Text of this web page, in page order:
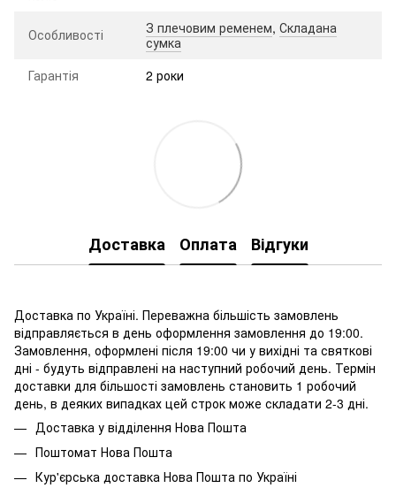
Особливості З плечовим ременем, Складана
сумка
Гарантія
2 роки
Доставка Оплата Відгуки
Доставка по Україні. Переважна більшість замовлень
відправляється в день оформлення замовлення до 19:00.
Замовлення, оформлені після 19:00 чи у вихідні та святкові
дні - будуть відправлені на наступний робочий день. Термін
доставки для більшості замовлень становить 1 робочий
день, в деяких випадках цей строк може складати 2-3 дні.
Доставка у відділення Нова Пошта
Поштомат Нова Пошта
Кур'єрська доставка Нова Пошта по Україні